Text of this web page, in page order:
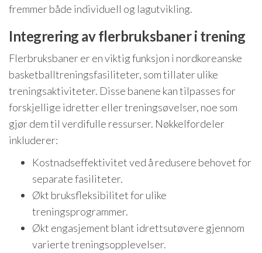
fremmer både individuell og lagutvikling.
Integrering av flerbruksbaner i trening
Flerbruksbaner er en viktig funksjon i nordkoreanske
basketballtreningsfasiliteter, som tillater ulike
treningsaktiviteter. Disse banene kan tilpasses for
forskjellige idretter eller treningsøvelser, noe som
gjør dem til verdifulle ressurser. Nøkkelfordeler
inkluderer:
Kostnadseffektivitet ved å redusere behovet for
separate fasiliteter.
Økt bruksfleksibilitet for ulike
treningsprogrammer.
Økt engasjement blant idrettsutøvere gjennom
varierte treningsopplevelser.